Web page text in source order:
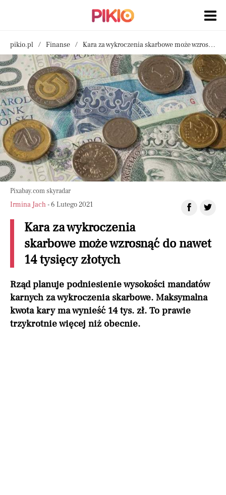
pikio.pl Finanse Kara za wykroczenia skarbowe może wzrosnąć do nawet 14 tysięcy złotych
Pixabay.com skyradar
Irmina Jach- 6 Lutego 2021
Kara za wykroczenia
skarbowe może wzrosnąć do nawet
14 tysięcy złotych
Rząd planuje podniesienie wysokości mandatów
karnych za wykroczenia skarbowe. Maksymalna
kwota kary ma wynieść 14 tys. zł. To prawie
trzykrotnie więcej niż obecnie.